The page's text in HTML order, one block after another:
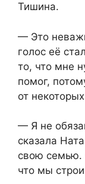
Тишина.
— Это
голос её
то, что мне
помог,
от
— Я не
сказала
свою
что мы